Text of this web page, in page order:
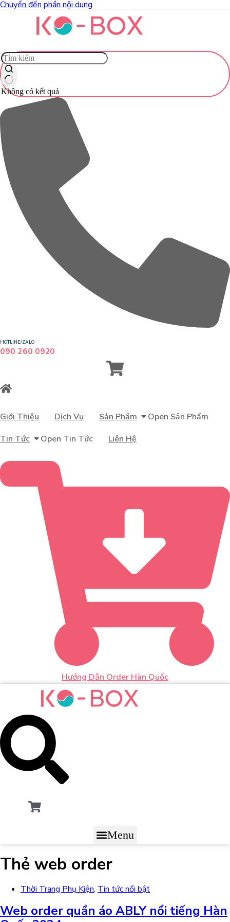
Chuyển đến phần nội dung
Không có kết quả
HOTLINE/ZALO
090 260 0920
Giới Thiệu Dịch Vụ Sản Phẩm
Open Sản Phẩm
Tin Tức
Open Tin Tức Liên Hệ
Hướng Dẫn Order Hàn Quốc
Menu
Thẻ web order
Thời Trang Phụ Kiện, Tin tức nổi bật
Web order quần áo ABLY nổi tiếng Hàn